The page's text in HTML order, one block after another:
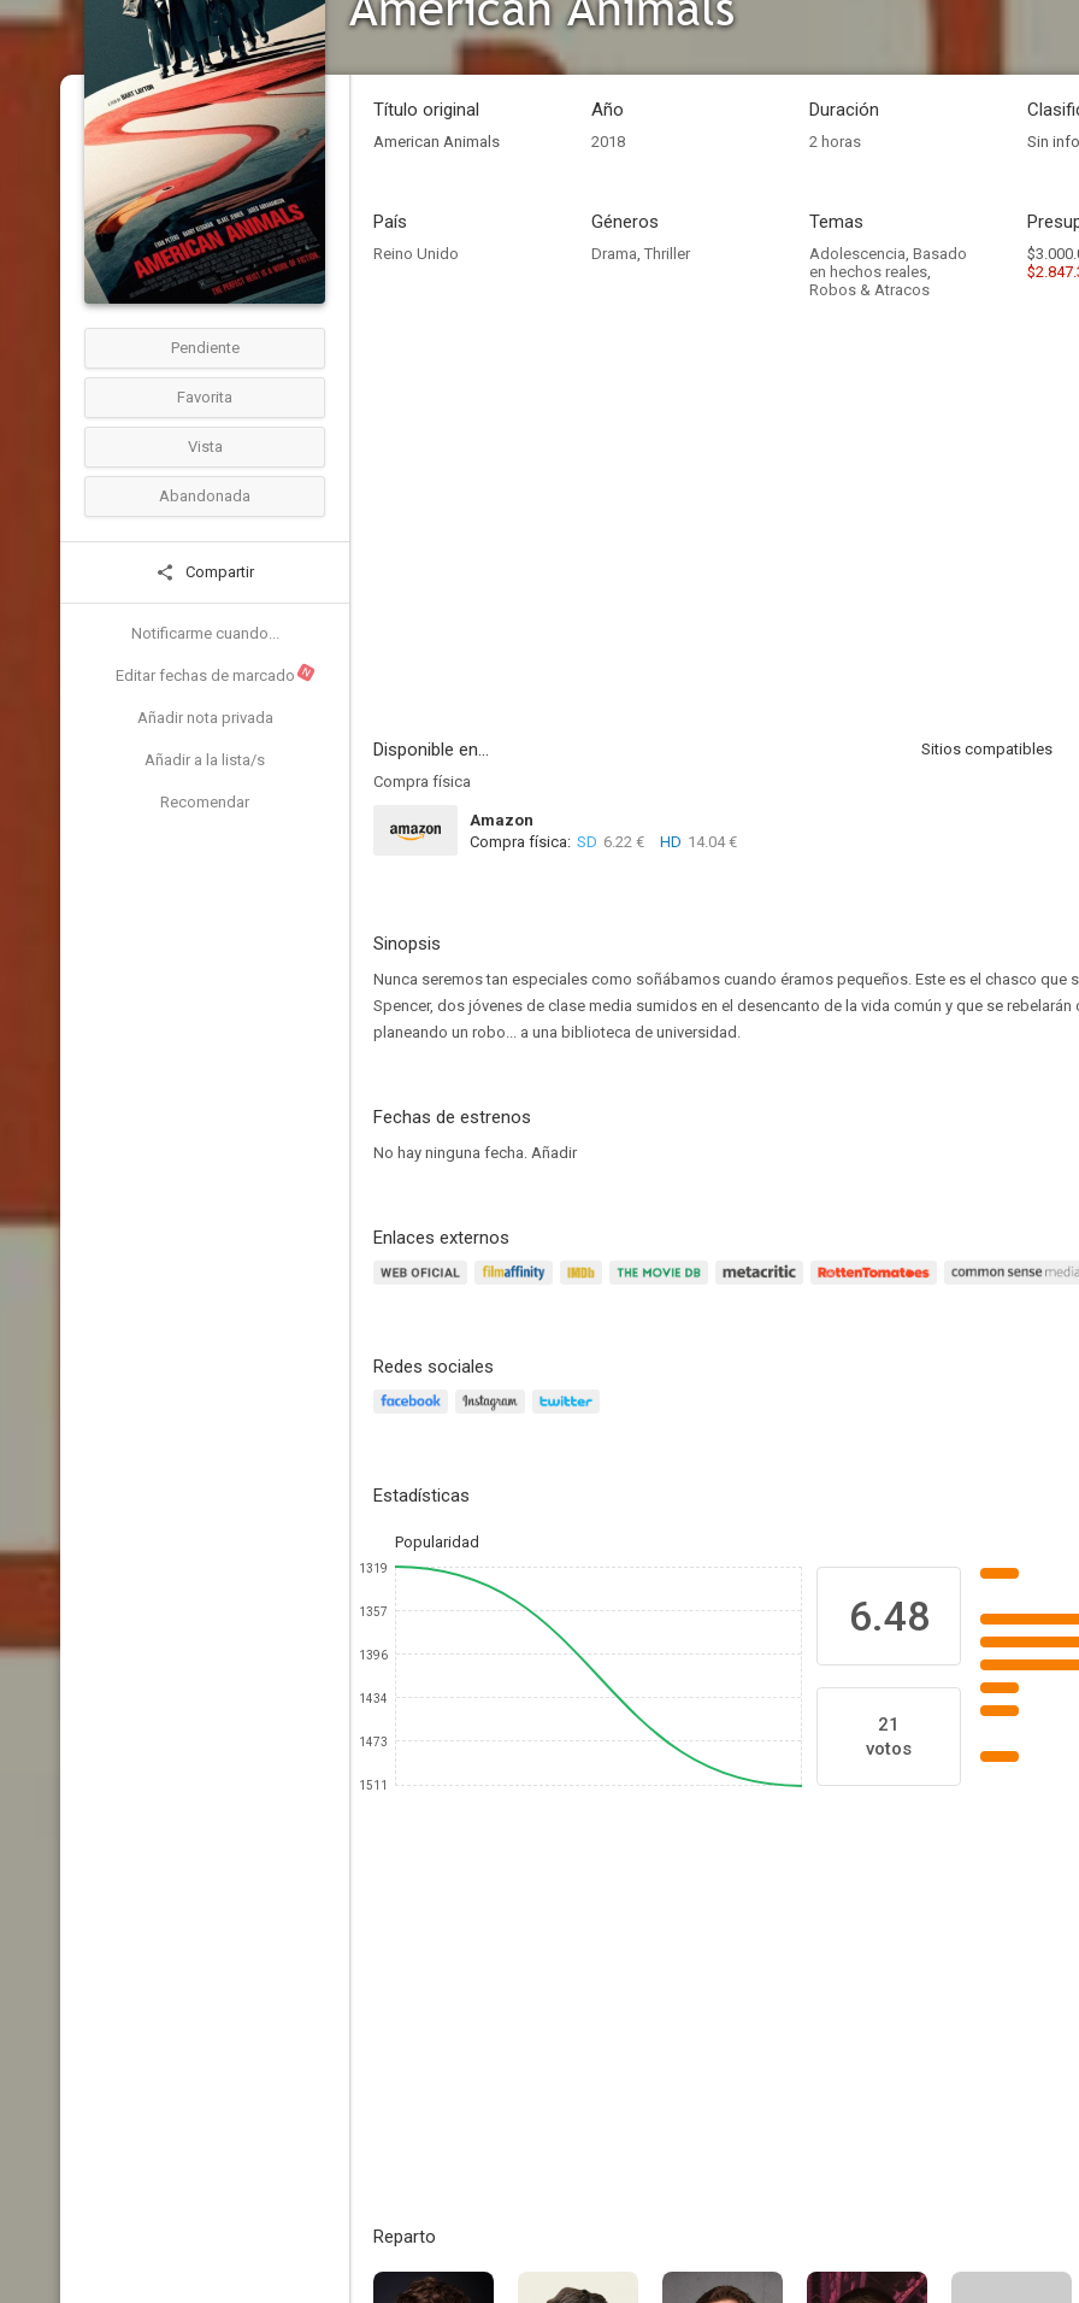
Pendiente
Favorita
Vista
Abandonada
Compartir
Notificarme cuando...
Editar fechas de marcado N
Añadir nota privada
Añadir a la lista/s
Recomendar
Título original
American Animals
Año
2018
Duración
2 horas Sin
País
Reino Unido
Géneros
Drama, Thriller
Temas
Adolescencia, Basado
en hechos reales,
Robos & Atracos
Disponible en...
Sitios compatibles
Compra física
Amazon
Compra física: SD 6.22 € HD 14.04 €
Sinopsis
Nunca seremos tan especiales como soñábamos cuando éramos pequeños. Este es el chasco que
Spencer, dos jóvenes de clase media sumidos en el desencanto de la vida común y que se rebelarán
planeando un robo... a una biblioteca de universidad.
Fechas de estrenos
No hay ninguna fecha. Añadir
Enlaces externos
Redes sociales
Estadísticas
Popularidad
1319
1357
1396
1434
1473
1511
6.48
21
votos
Reparto